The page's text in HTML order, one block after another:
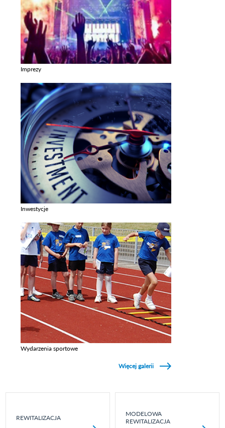
Imprezy
Inwestycje
Wydarzenia sportowe
Więcej galerii
REWITALIZACJA
MODELOWA
REWITALIZACJA